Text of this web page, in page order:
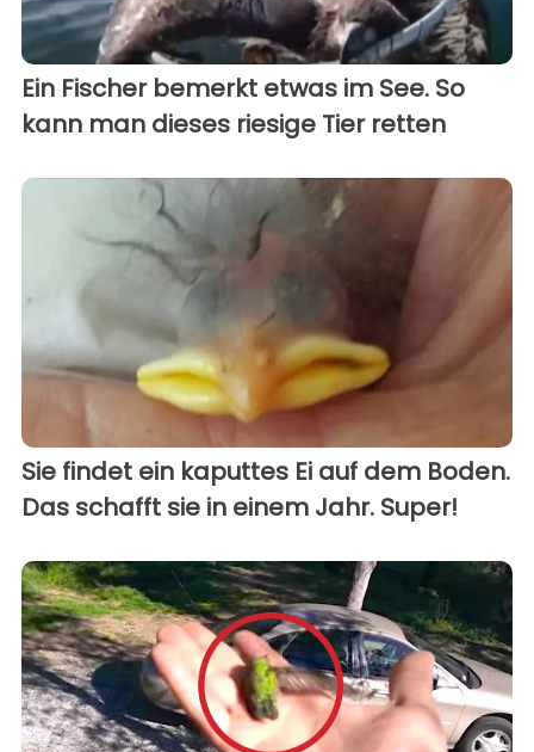
Ein Fischer bemerkt etwas im See. So
kann man dieses riesige Tier retten
Sie findet ein kaputtes Ei auf dem Boden.
Das schafft sie in einem Jahr. Super!